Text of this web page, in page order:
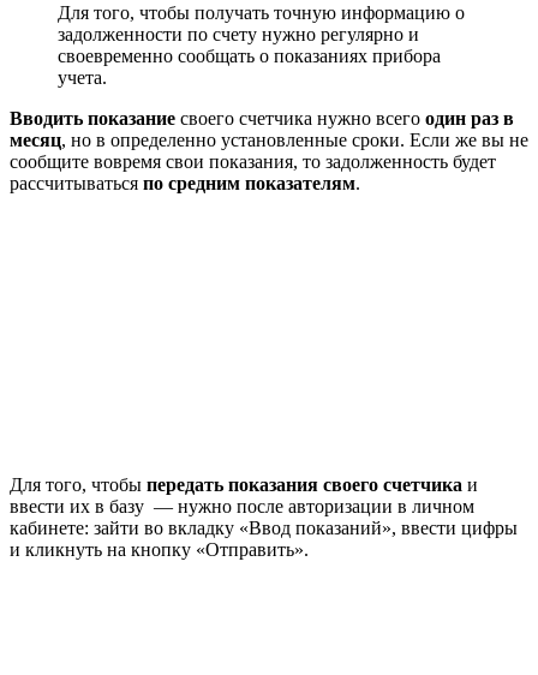
Для того, чтобы получать точную информацию о
задолженности по счету нужно регулярно и
своевременно сообщать о показаниях прибора
учета.
Вводить показание своего счетчика нужно всего один раз в
месяц, но в определенно установленные сроки. Если же вы не
сообщите вовремя свои показания, то задолженность будет
рассчитываться по средним показателям.
Для того, чтобы передать показания своего счетчика и
ввести их в базу — нужно после авторизации в личном
кабинете: зайти во вкладку «Ввод показаний», ввести цифры
и кликнуть на кнопку «Отправить».